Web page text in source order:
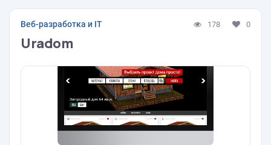
Веб-разработка и IT 178 0
Uradom